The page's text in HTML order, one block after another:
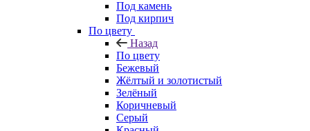
Под камень
Под кирпич
По цвету
Назад
По цвету
Бежевый
Жёлтый и золотистый
Зелёный
Коричневый
Серый